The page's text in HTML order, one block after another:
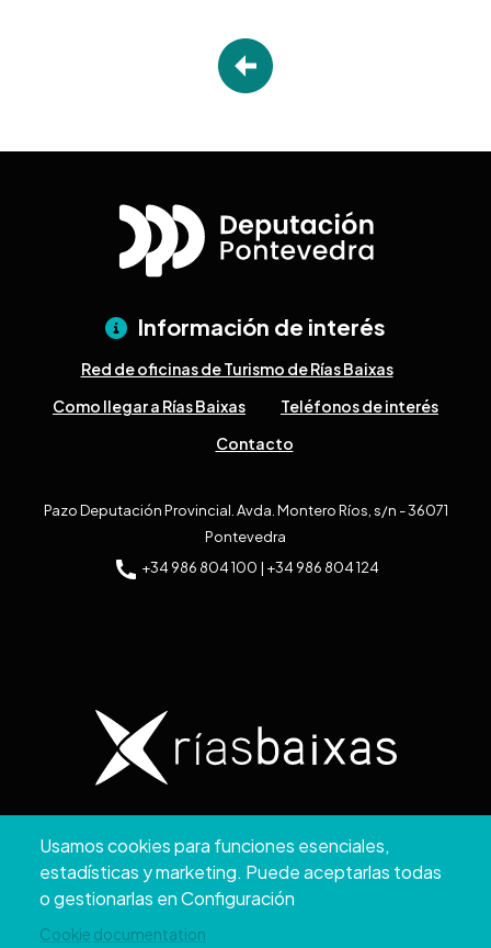
Usamos cookies para funciones esenciales,
estadísticas y marketing. Puede aceptarlas todas
o gestionarlas en Configuración
Cookie documentation
Información de interés
Red de oficinas de Turismo de Rías Baixas
Como llegar a Rías Baixas
Teléfonos de interés
Contacto
Pazo Deputación Provincial. Avda. Montero Ríos, s/n - 36071
Pontevedra
+34 986 804 100 | +34 986 804 124
Reservados todos los derechos
Aviso
Accesibilidad Protección de